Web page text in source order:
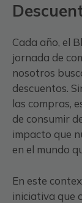
Cada año, el
jornada de
nosotros
descuentos.
las compras,
de consumir
impacto que
en el mundo
En este
iniciativa que